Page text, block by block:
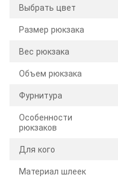
Выбрать цвет
Размер рюкзака
Вес рюкзака
Объем рюкзака
Фурнитура
Особенности
рюкзаков
Для кого
Материал шлеек